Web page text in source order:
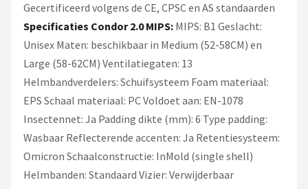
Gecertificeerd volgens de CE, CPSC en AS standaarden
Specificaties Condor 2.0 MIPS: MIPS: B1 Geslacht:
Unisex Maten: beschikbaar in Medium (52-58CM) en
Large (58-62CM) Ventilatiegaten: 13
Helmbandverdelers: Schuifsysteem Foam materiaal:
EPS Schaal materiaal: PC Voldoet aan: EN-1078
Insectennet: Ja Padding dikte (mm): 6 Type padding:
Wasbaar Reflecterende accenten: Ja Retentiesysteem:
Omicron Schaalconstructie: InMold (single shell)
Helmbanden: Standaard Vizier: Verwijderbaar